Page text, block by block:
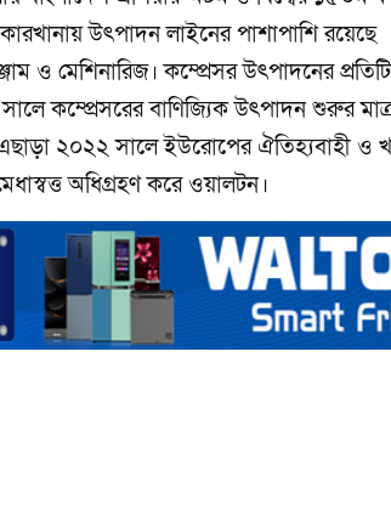
উৎপাদন লাইনের পাশাপাশি রয়েছে
ও মেশিনারিজ। কম্প্রেসর উৎপাদনের
কম্প্রেসরের বাণিজ্যিক উৎপাদন শুরুর
২০২২ সালে ইউরোপের ঐতিহ্যবাহী ও
অধিগ্রহণ করে ওয়ালটন।